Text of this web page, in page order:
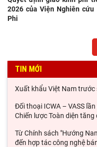
2026 của Viện Nghiên cứu
Phi
TIN MỚI
Hội nghị tập huấn chuyên
Hàn lâm Khoa học xã hội
Hàn lâm Khoa học xã hội
Hợp tác đào tạo nguồn
các chương trình học bổng
Xuất khẩu Việt Nam
Đối thoại ICWA – VASS
Chiến lược Toàn diện
Từ Chính sách "Hướng
đến hợp tác công nghệ